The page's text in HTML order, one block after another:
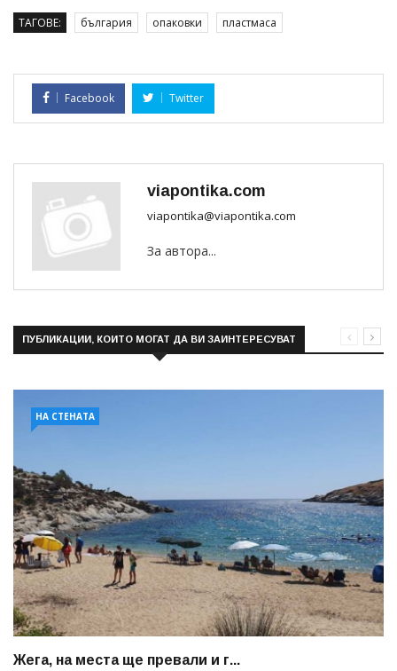
ТАГОВЕ: българия опаковки пластмаса
Facebook Twitter
viapontika.com
viapontika@viapontika.com
За автора...
ПУБЛИКАЦИИ, КОИТО МОГАТ ДА ВИ ЗАИНТЕРЕСУВАТ
НА СТЕНАТА
Жега, на места ще превали и г...